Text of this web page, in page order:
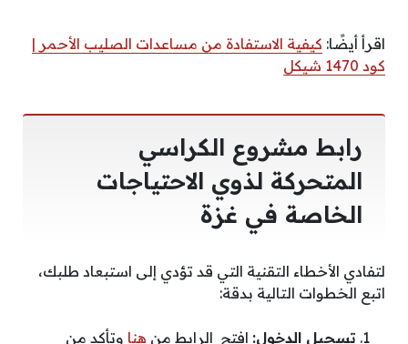
اقرأ أيضًا: كيفية الاستفادة من مساعدات الصليب الأحمر |
كود 1470 شيكل
رابط مشروع الكراسي
المتحركة لذوي الاحتياجات
الخاصة في غزة
لتفادي الأخطاء التقنية التي قد تؤدي إلى استبعاد طلبك،
اتبع الخطوات التالية بدقة:
تسجيل الدخول: افتح الرابط من هنا وتأكد من